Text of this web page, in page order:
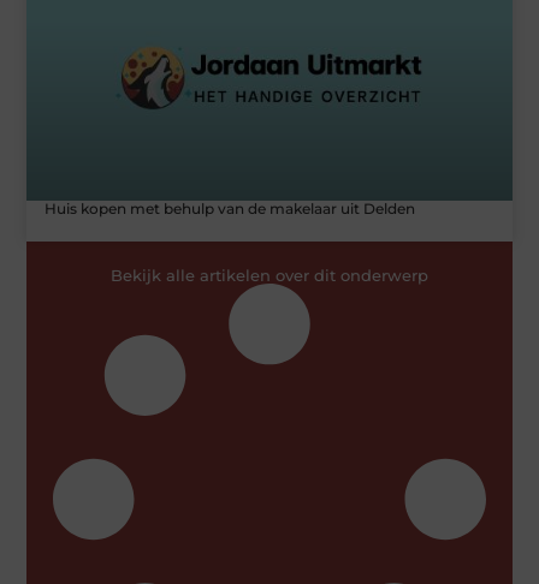
Huis kopen met behulp van de makelaar uit Delden
Bekijk alle artikelen over dit onderwerp